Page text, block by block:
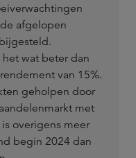
afgelopen
wat beter dan
van 15%.
geholpen door
met
is overigens meer
begin 2024 dan